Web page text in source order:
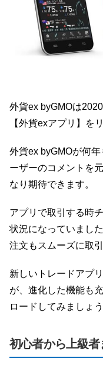
外貨ex byGMOは
【外貨exアプリ】を
外貨ex byGMOが何
ーザーのコメントを
なり期待できます。
アプリで取引する時
状況になっていまし
注文もスムーズに取
新しいトレードアプ
が、進化した機能も
ロードしてみましょう
初心者から上級